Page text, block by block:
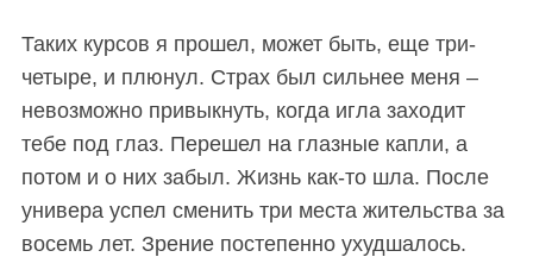
Таких курсов я прошел, может быть, еще три-
четыре, и плюнул. Страх был сильнее меня –
невозможно привыкнуть, когда игла заходит
тебе под глаз. Перешел на глазные капли, а
потом и о них забыл. Жизнь как-то шла. После
универа успел сменить три места жительства за
восемь лет. Зрение постепенно ухудшалось.